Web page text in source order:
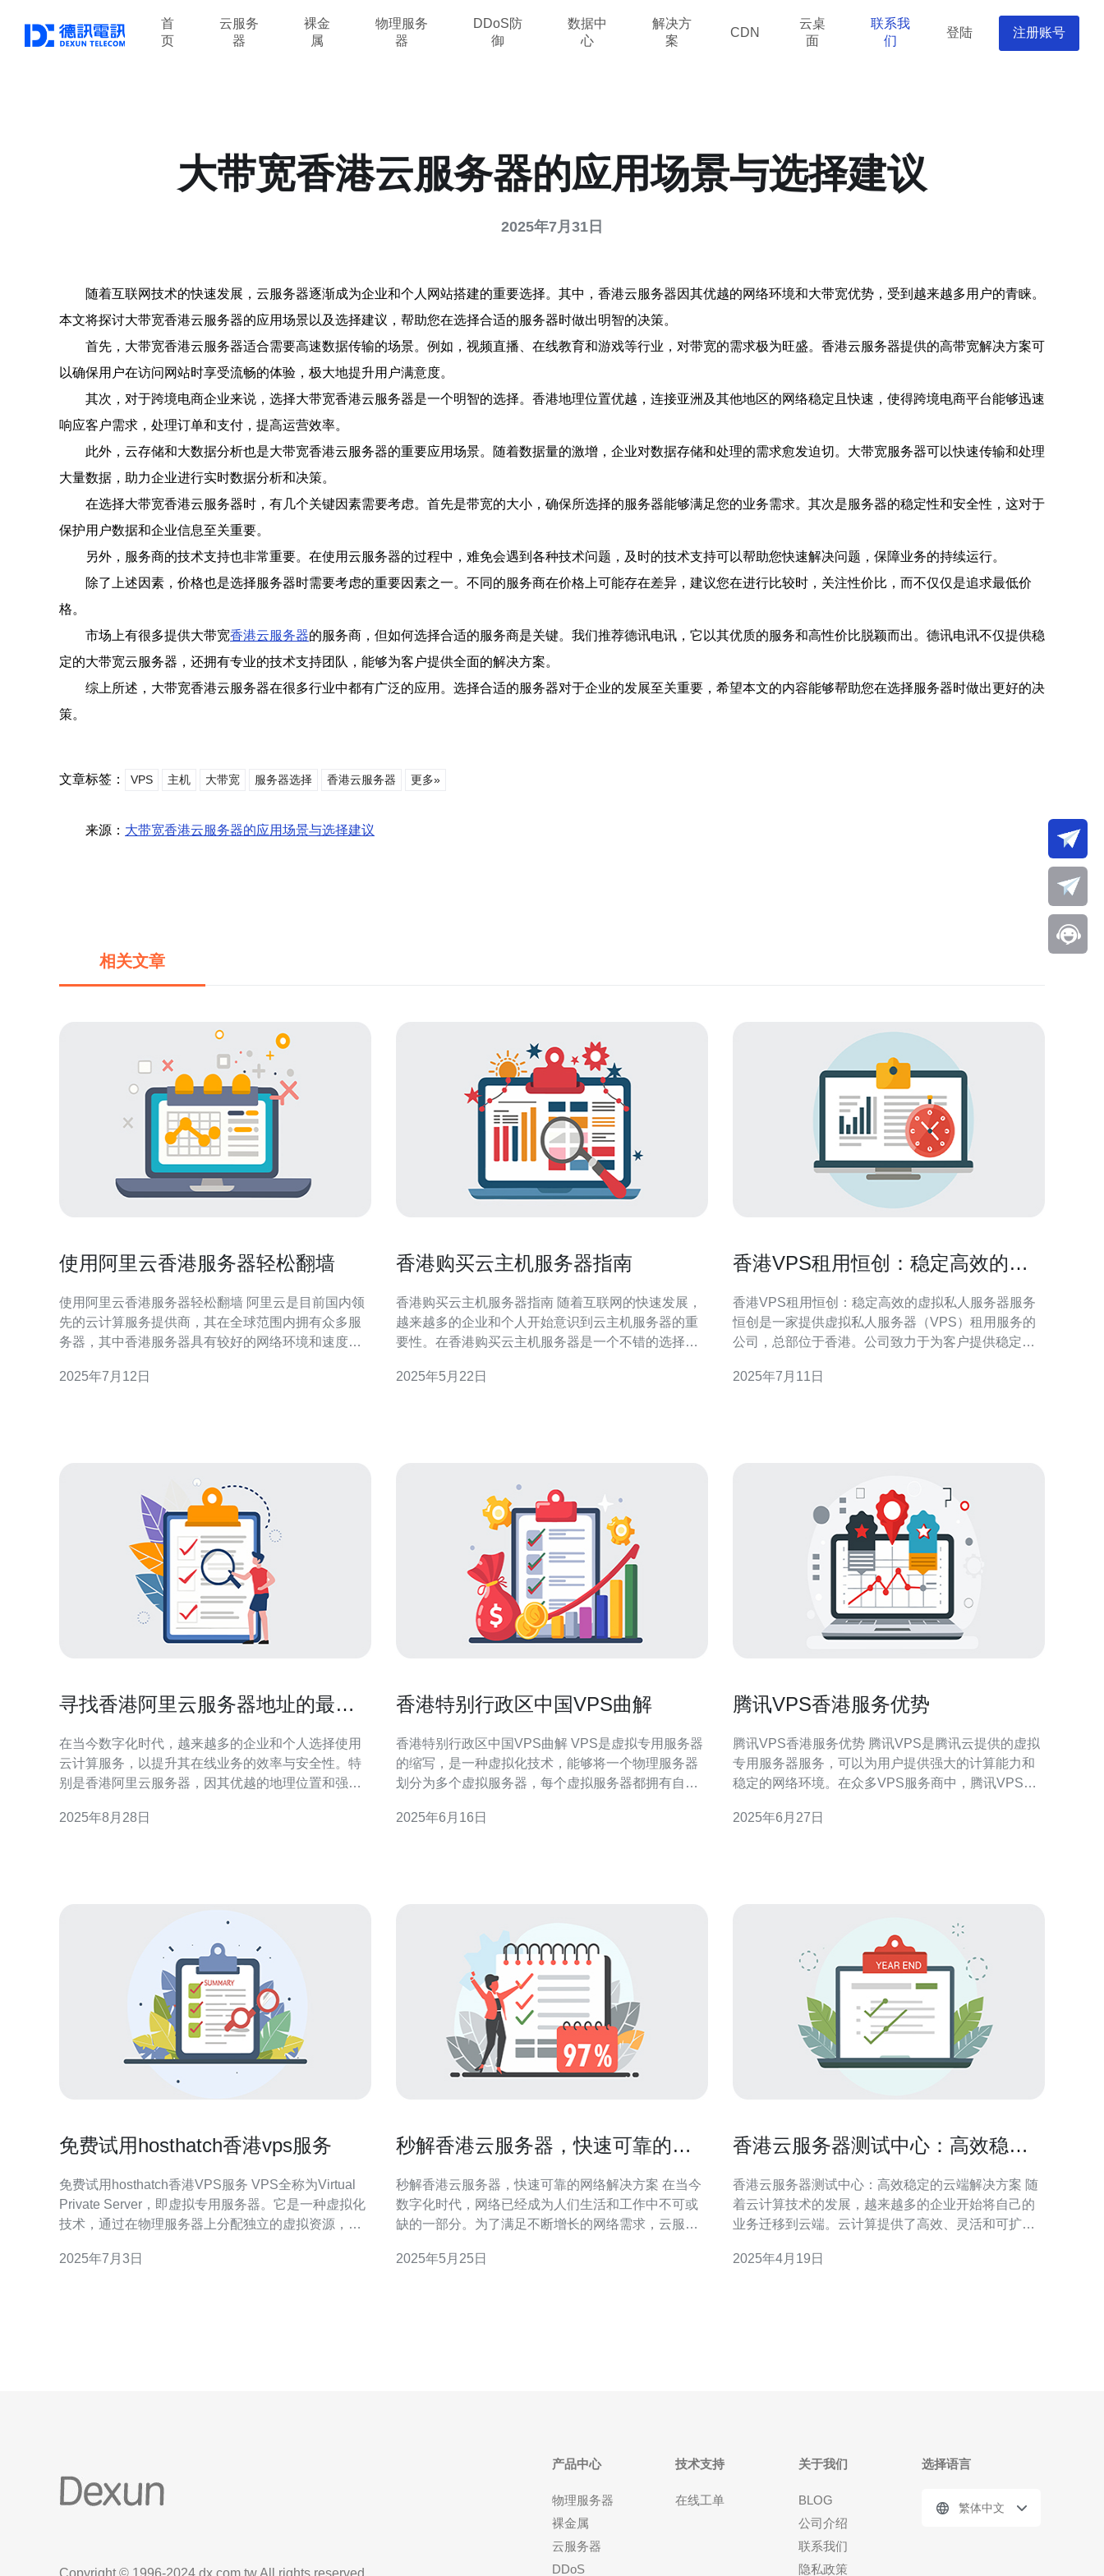
首
页
云服务
器
裸金
属
物理服务
器
DDoS防
御
数据中
心
解决方
案
CDN
云桌
面
联系我
们
登陆 注册账号
大带宽香港云服务器的应用场景与选择建议
2025年7月31日
随着互联网技术的快速发展，云服务器逐渐成为企业和个人网站搭建的重要选择。其中，香港云服务器因其优越的网络环境和大带宽优势，受到越来越多用户的青睐。
本文将探讨大带宽香港云服务器的应用场景以及选择建议，帮助您在选择合适的服务器时做出明智的决策。
首先，大带宽香港云服务器适合需要高速数据传输的场景。例如，视频直播、在线教育和游戏等行业，对带宽的需求极为旺盛。香港云服务器提供的高带宽解决方案可
以确保用户在访问网站时享受流畅的体验，极大地提升用户满意度。
其次，对于跨境电商企业来说，选择大带宽香港云服务器是一个明智的选择。香港地理位置优越，连接亚洲及其他地区的网络稳定且快速，使得跨境电商平台能够迅速
响应客户需求，处理订单和支付，提高运营效率。
此外，云存储和大数据分析也是大带宽香港云服务器的重要应用场景。随着数据量的激增，企业对数据存储和处理的需求愈发迫切。大带宽服务器可以快速传输和处理
大量数据，助力企业进行实时数据分析和决策。
在选择大带宽香港云服务器时，有几个关键因素需要考虑。首先是带宽的大小，确保所选择的服务器能够满足您的业务需求。其次是服务器的稳定性和安全性，这对于
保护用户数据和企业信息至关重要。
另外，服务商的技术支持也非常重要。在使用云服务器的过程中，难免会遇到各种技术问题，及时的技术支持可以帮助您快速解决问题，保障业务的持续运行。
除了上述因素，价格也是选择服务器时需要考虑的重要因素之一。不同的服务商在价格上可能存在差异，建议您在进行比较时，关注性价比，而不仅仅是追求最低价
格。
市场上有很多提供大带宽香港云服务器的服务商，但如何选择合适的服务商是关键。我们推荐德讯电讯，它以其优质的服务和高性价比脱颖而出。德讯电讯不仅提供稳
定的大带宽云服务器，还拥有专业的技术支持团队，能够为客户提供全面的解决方案。
综上所述，大带宽香港云服务器在很多行业中都有广泛的应用。选择合适的服务器对于企业的发展至关重要，希望本文的内容能够帮助您在选择服务器时做出更好的决
策。
文章标签： VPS 主机 大带宽 服务器选择 香港云服务器 更多»
来源： 大带宽香港云服务器的应用场景与选择建议
相关文章
使用阿里云香港服务器轻松翻墙
使用阿里云香港服务器轻松翻墙 阿里云是目前国内领
先的云计算服务提供商，其在全球范围内拥有众多服
务器，其中香港服务器具有较好的网络环境和速度。
快的速度，让您更加顺畅地访问国外网站。 在阿里云
2025年7月12日
香港购买云主机服务器指南
香港购买云主机服务器指南 随着互联网的快速发展，
越来越多的企业和个人开始意识到云主机服务器的重
要性。在香港购买云主机服务器是一个不错的选择，
在亚太地区运营业务的用户。 在香港购买云主机服务
2025年5月22日
香港VPS租用恒创：稳定高效的虚
香港VPS租用恒创：稳定高效的虚拟私人服务器服务
恒创是一家提供虚拟私人服务器（VPS）租用服务的
公司，总部位于香港。公司致力于为客户提供稳定高
有以下优势： 1. 稳定性：恒创采用先进的技术和设
2025年7月11日
寻找香港阿里云服务器地址的最佳
在当今数字化时代，越来越多的企业和个人选择使用
云计算服务，以提升其在线业务的效率与安全性。特
别是香港阿里云服务器，因其优越的地理位置和强大
里云服务器地址的相关信息并非易事。本文将介绍有
2025年8月28日
香港特别行政区中国VPS曲解
香港特别行政区中国VPS曲解 VPS是虚拟专用服务器
的缩写，是一种虚拟化技术，能够将一个物理服务器
划分为多个虚拟服务器，每个虚拟服务器都拥有自己
高的性能和安全性，适合对性能要求较高的网站和应
2025年6月16日
腾讯VPS香港服务优势
腾讯VPS香港服务优势 腾讯VPS是腾讯云提供的虚拟
专用服务器服务，可以为用户提供强大的计算能力和
稳定的网络环境。在众多VPS服务商中，腾讯VPS在
拥有多个数据中心，配备先进的服务器设备和高速网
2025年6月27日
免费试用hosthatch香港vps服务
免费试用hosthatch香港VPS服务 VPS全称为Virtual
Private Server，即虚拟专用服务器。它是一种虚拟化
技术，通过在物理服务器上分配独立的虚拟资源，为
名的VPS主机提供商，拥有多年的行业经验和良好的
2025年7月3日
秒解香港云服务器，快速可靠的网
秒解香港云服务器，快速可靠的网络解决方案 在当今
数字化时代，网络已经成为人们生活和工作中不可或
缺的一部分。为了满足不断增长的网络需求，云服务
大都市，拥有发达的网络基础设施，为用户提供了快
2025年5月25日
香港云服务器测试中心：高效稳定
香港云服务器测试中心：高效稳定的云端解决方案 随
着云计算技术的发展，越来越多的企业开始将自己的
业务迁移到云端。云计算提供了高效、灵活和可扩展
务的需求。然而，选择一个可靠的云服务器服务提供
2025年4月19日
Copyright © 1996-2024 dx.com.tw All rights reserved.
产品中心
物理服务器
裸金属
云服务器
DDoS
技术支持
在线工单
关于我们
BLOG
公司介绍
联系我们
隐私政策
选择语言
繁体中文